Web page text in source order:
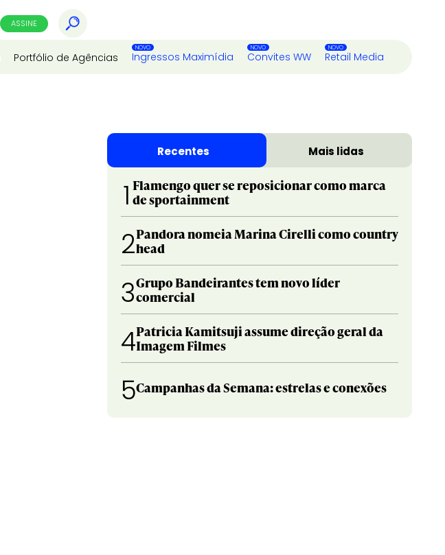
ASSINE
Portfólio de Agências Ingressos Maximídia Convites WW Retail Media
Recentes Mais lidas
1 Flamengo quer se reposicionar como marca
de sportainment
2Pandora nomeia Marina Cirelli como country
head
3Grupo Bandeirantes tem novo líder
comercial
4Patricia Kamitsuji assume direção geral da
Imagem Filmes
5Campanhas da Semana: estrelas e conexões